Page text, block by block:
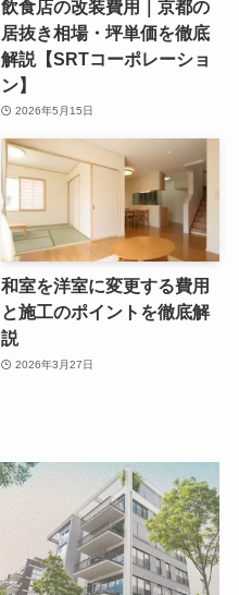
飲食店の改装費用｜京都の
居抜き相場・坪単価を徹底
解説【SRTコーポレーショ
ン】
2026年5月15日
和室を洋室に変更する費用
と施工のポイントを徹底解
説
2026年3月27日